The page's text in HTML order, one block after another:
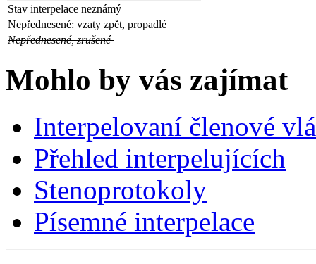
Stav interpelace neznámý
Nepřednesené: vzaty zpět, propadlé
Nepřednesené, zrušené
Mohlo by vás zajímat
Interpelovaní členové
Přehled interpelujících
Stenoprotokoly
Písemné interpelace